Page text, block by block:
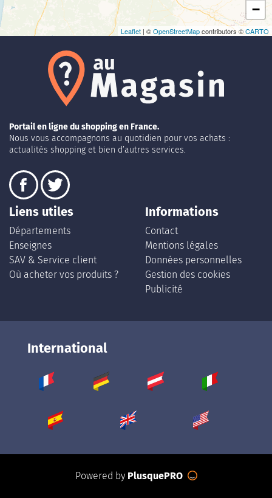
−
Leaflet | ©OpenStreetMapcontributors ©CARTO
Portail en ligne du shopping en France.
Nous vous accompagnons au quotidien pour vos achats :
actualités shopping et bien d’autres services.
Liens utiles
Départements
Enseignes
SAV & Service client
Où acheter vos produits ?
Informations
Contact
Mentions légales
Données personnelles
Gestion des cookies
Publicité
International
Powered by PlusquePRO